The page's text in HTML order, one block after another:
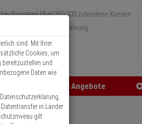
Über 350.000 zufriedene Kunden
Über 15 Jahre Erfahrung
Schneller Versand
Angebote
sind. Mit Ihrer
Cookies, um
bereitzustellen und
Daten wie
in Länder
gilt.